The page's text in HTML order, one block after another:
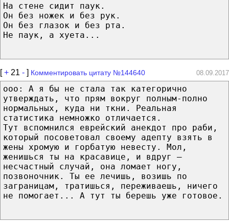
На стене сидит паук.
Он без ножек и без рук.
Он без глазок и без рта.
Не паук, а хуета...
[+ 21 - ] Комментировать цитату №144640 08.09.2017
ooo: А я бы не стала так категорично
утверждать, что прям вокруг полным-полно
нормальных, куда ни ткни. Реальная
статистика немножко отличается.
Тут вспомнился еврейский анекдот про раби,
который посоветовал своему адепту взять в
жены хромую и горбатую невесту. Мол,
женишься ты на красавице, и вдруг —
несчастный случай, она ломает ногу,
позвоночник. Ты ее лечишь, возишь по
заграницам, тратишься, переживаешь, ничего
не помогает... А тут ты берешь уже готовое.